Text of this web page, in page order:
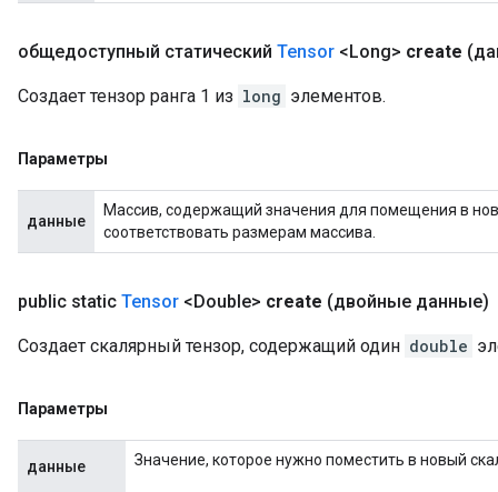
общедоступный статический Tensor <Long> create
Создает тензор ранга 1 из long элементов.
Параметры
данные
Массив, содержащий значения для помещения в
соответствовать размерам массива.
public static Tensor <Double> create (двойные данные)
Создает скалярный тензор, содержащий один double
Параметры
данные Значение, которое нужно поместить в новый